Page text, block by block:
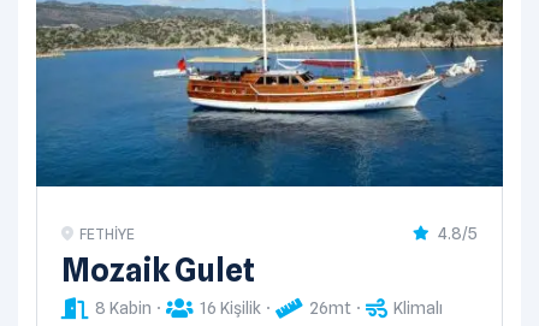
FETHIYE 4.8/5
Mozaik Gulet
8 Kabin 16 Kişilik 26mt Klimalı